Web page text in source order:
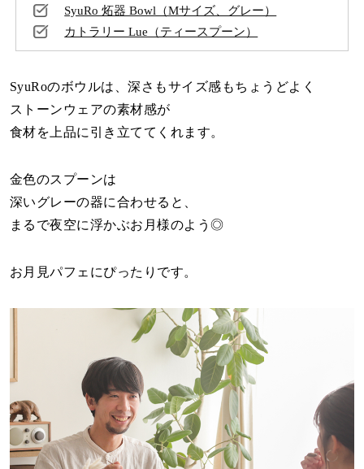
SyuRo 炻器 Bowl（Mサイズ、グレー）
カトラリー Lue（ティースプーン）
SyuRoのボウルは、深さもサイズ感もちょうどよく
ストーンウェアの素材感が
食材を上品に引き立ててくれます。
金色のスプーンは
深いグレーの器に合わせると、
まるで夜空に浮かぶお月様のよう◎
お月見パフェにぴったりです。